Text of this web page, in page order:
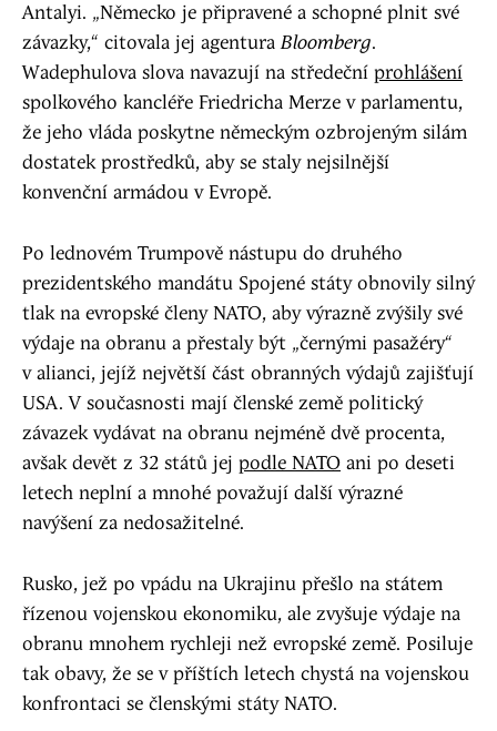
Antalyi. „Německo je připravené a schopné plnit své
závazky,“ citovala jej agenturaBloomberg.
Wadephulova slova navazují na středeční prohlášení
spolkového kancléře Friedricha Merze v parlamentu,
že jeho vláda poskytne německým ozbrojeným silám
dostatek prostředků, aby se staly nejsilnější
konvenční armádou v Evropě.
Po lednovém Trumpově nástupu do druhého
prezidentského mandátu Spojené státy obnovily silný
tlak na evropské členy NATO, aby výrazně zvýšily své
výdaje na obranu a přestaly být „černými pasažéry“
v alianci, jejíž největší část obranných výdajů zajišťují
USA. V současnosti mají členské země politický
závazek vydávat na obranu nejméně dvě procenta,
avšak devět z 32 států jej podle NATO ani po deseti
letech neplní a mnohé považují další výrazné
navýšení za nedosažitelné.
Rusko, jež po vpádu na Ukrajinu přešlo na státem
řízenou vojenskou ekonomiku, ale zvyšuje výdaje na
obranu mnohem rychleji než evropské země. Posiluje
tak obavy, že se v příštích letech chystá na vojenskou
konfrontaci se členskými státy NATO.